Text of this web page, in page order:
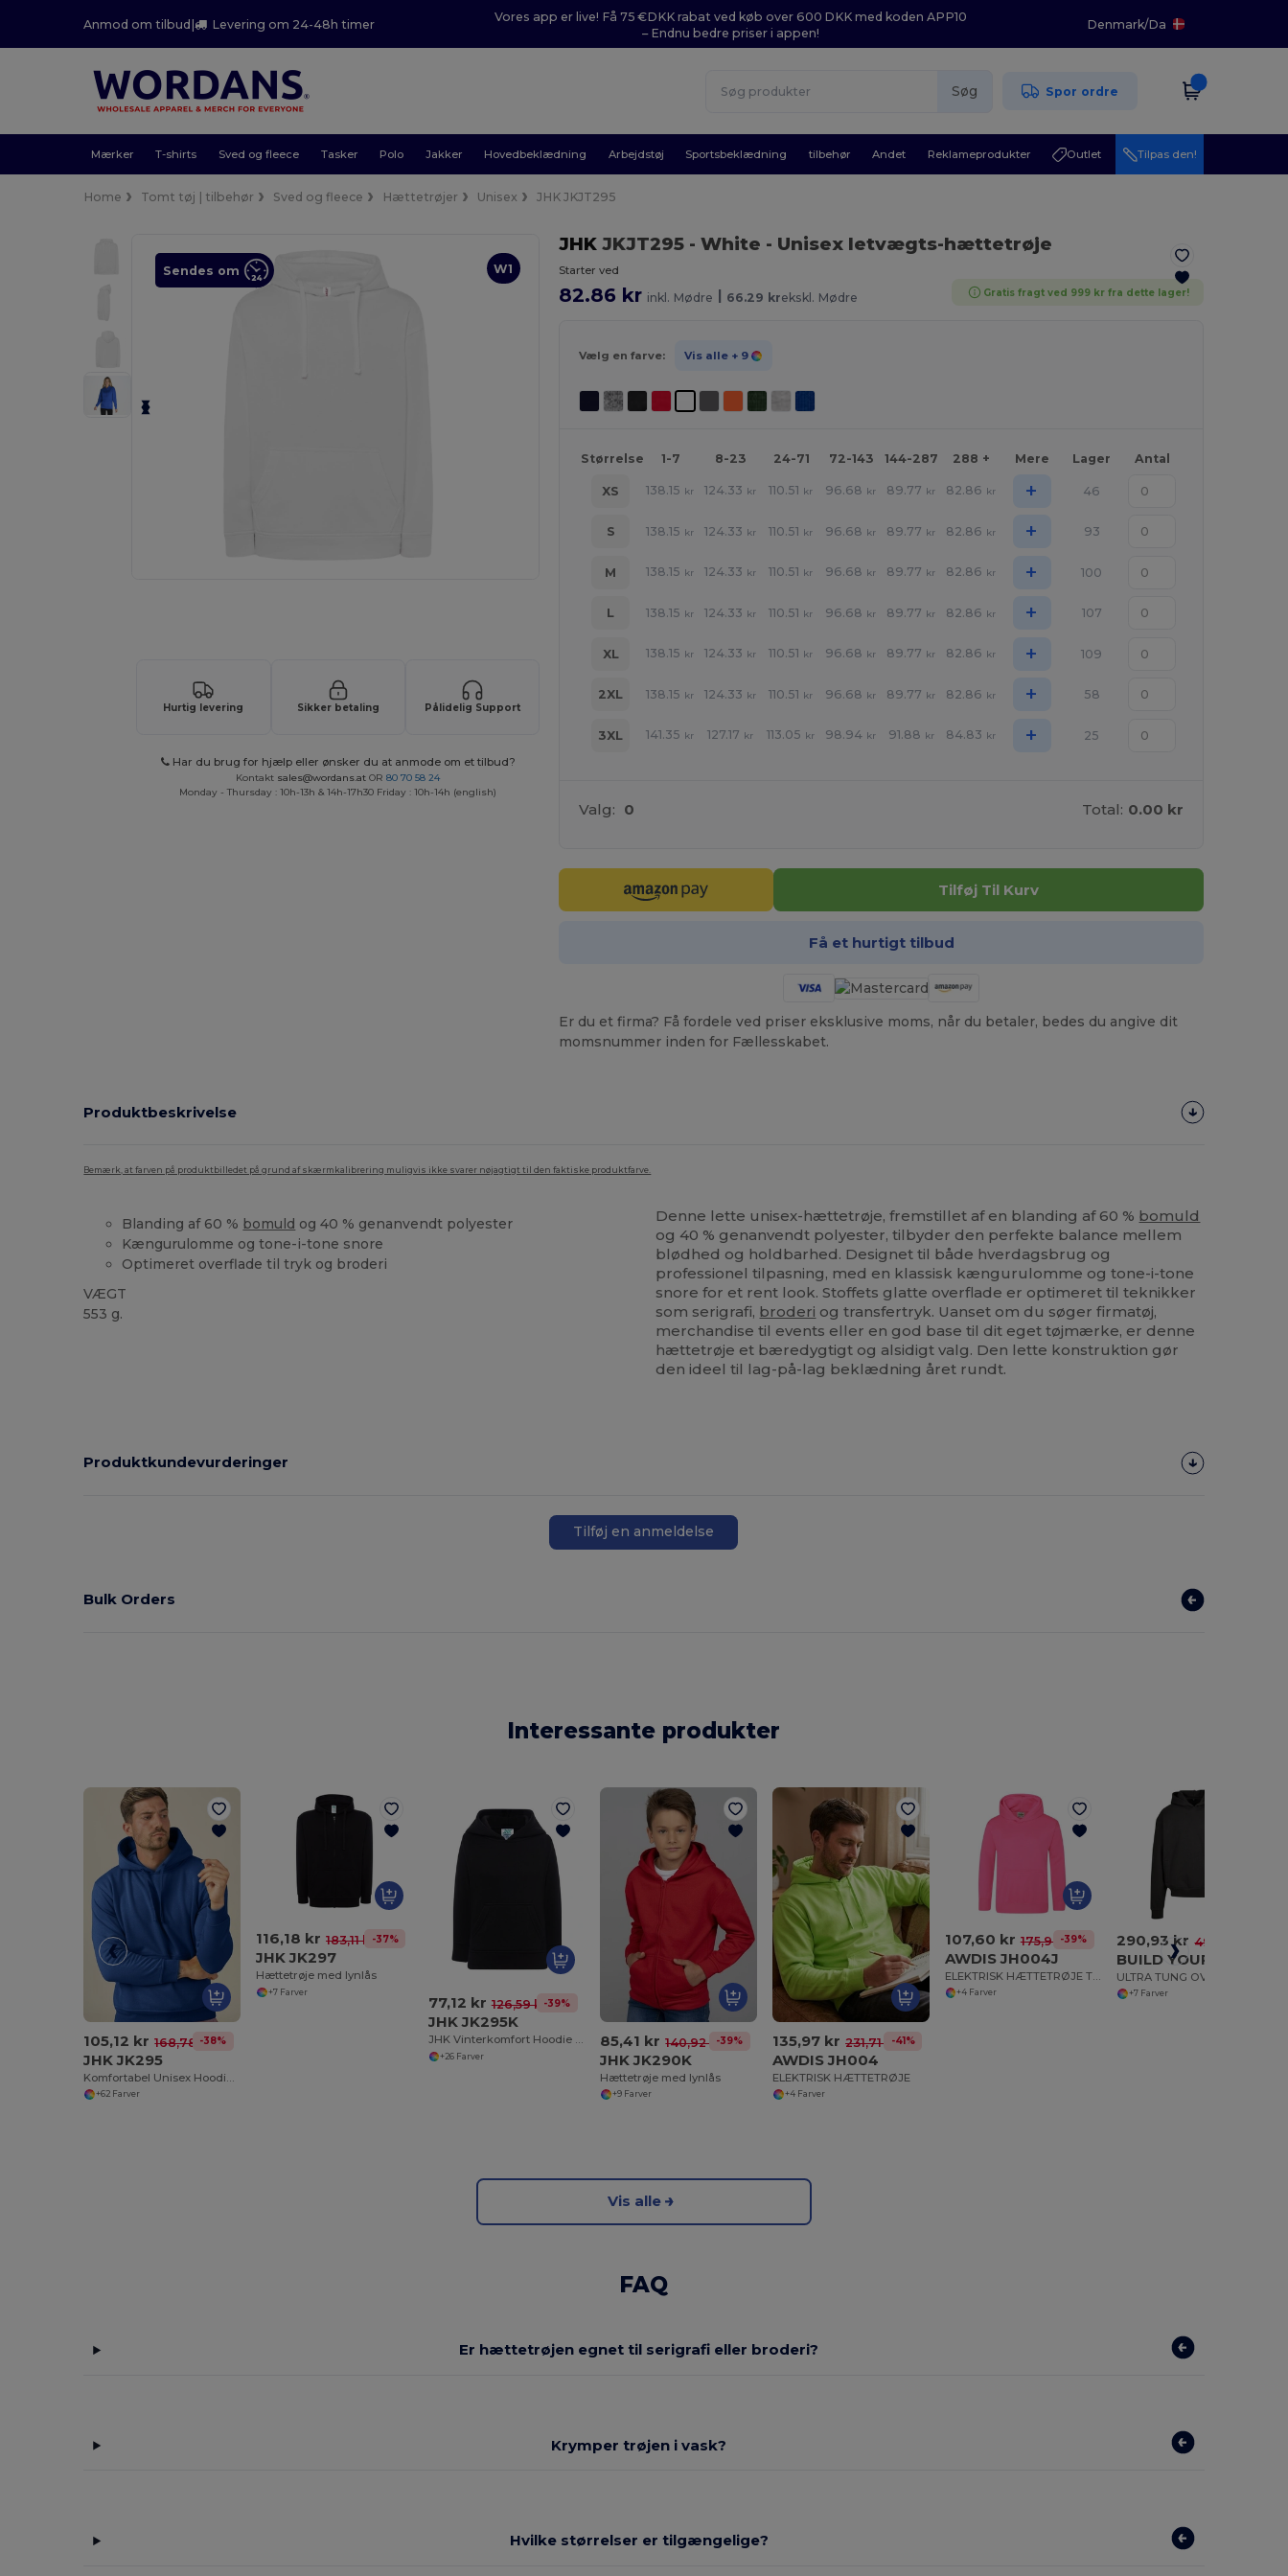
Anmod om tilbud| Levering om 24-48h timer
Vores app er live! Få 75 €DKK rabat ved køb over 600 DKK med koden APP10
– Endnu bedre priser i appen!
Denmark/Da
Søg Spor ordre
Mærker T-shirts Sved og fleece Tasker Polo Jakker Hovedbeklædning Arbejdstøj Sportsbeklædning tilbehør Andet Reklameprodukter Outlet Tilpas den!
Home Tomt tøj | tilbehør Sved og fleece Hættetrøjer Unisex JHK JKJT295
W1
Sendes om
Hurtig levering Sikker betaling Pålidelig Support
Har du brug for hjælp eller ønsker du at anmode om et tilbud?
Kontakt sales@wordans.at OR80 70 58 24
Monday - Thursday : 10h-13h & 14h-17h30 Friday : 10h-14h (english)
JHKJKJT295 - White - Unisex letvægts-hættetrøje
Starter ved
82.86 kr inkl. Mødre | 66.29 krekskl. Mødre Gratis fragt ved 999 kr fra dette lager!
Vælg en farve: Vis alle + 9
Størrelse 1-7 8-23 24-71 72-143 144-287 288 + Mere Lager Antal
XS 138.15 kr 124.33 kr 110.51 kr 96.68 kr 89.77 kr 82.86 kr + 46
S 138.15 kr 124.33 kr 110.51 kr 96.68 kr 89.77 kr 82.86 kr + 93
M 138.15 kr 124.33 kr 110.51 kr 96.68 kr 89.77 kr 82.86 kr + 100
L 138.15 kr 124.33 kr 110.51 kr 96.68 kr 89.77 kr 82.86 kr + 107
XL 138.15 kr 124.33 kr 110.51 kr 96.68 kr 89.77 kr 82.86 kr + 109
2XL 138.15 kr 124.33 kr 110.51 kr 96.68 kr 89.77 kr 82.86 kr + 58
3XL 141.35 kr 127.17 kr 113.05 kr 98.94 kr 91.88 kr 84.83 kr + 25
Valg: 0 Total: 0.00 kr
Tilføj Til Kurv
Få et hurtigt tilbud
Er du et firma? Få fordele ved priser eksklusive moms, når du betaler, bedes du angive dit
momsnummer inden for Fællesskabet.
Produktbeskrivelse
Bemærk, at farven på produktbilledet på grund af skærmkalibrering muligvis ikke svarer nøjagtigt til den faktiske produktfarve.
Blanding af 60 % bomuld og 40 % genanvendt polyester
Kængurulomme og tone-i-tone snore
Optimeret overflade til tryk og broderi
VÆGT
553 g.
Denne lette unisex-hættetrøje, fremstillet af en blanding af 60 % bomuld
og 40 % genanvendt polyester, tilbyder den perfekte balance mellem
blødhed og holdbarhed. Designet til både hverdagsbrug og
professionel tilpasning, med en klassisk kængurulomme og tone-i-tone
snore for et rent look. Stoffets glatte overflade er optimeret til teknikker
som serigrafi, broderi og transfertryk. Uanset om du søger firmatøj,
merchandise til events eller en god base til dit eget tøjmærke, er denne
hættetrøje et bæredygtigt og alsidigt valg. Den lette konstruktion gør
den ideel til lag-på-lag beklædning året rundt.
Produktkundevurderinger
Tilføj en anmeldelse
Bulk Orders
Interessante produkter
105,12 kr 168,78 kr-38%
JHK JK295
Komfortabel Unisex Hoodie med Stor Printflade
+62 Farver
116,18 kr 183,11 kr-37%
JHK JK297
Hættetrøje med lynlås
+7 Farver
77,12 kr 126,59 kr-39%
JHK JK295K
JHK Vinterkomfort Hoodie til Børn
+26 Farver
85,41 kr 140,92 kr-39%
JHK JK290K
Hættetrøje med lynlås
+9 Farver
135,97 kr 231,71 kr-41%
AWDIS JH004
ELEKTRISK HÆTTETRØJE
+4 Farver
107,60 kr 175,98 kr
-39%
AWDIS JH004J
ELEKTRISK HÆTTETRØJE TIL BØRN
+4 Farver
290,93 kr 496,01 kr
+7 Farver
Vis alle
FAQ
Er hættetrøjen egnet til serigrafi eller broderi?
Krymper trøjen i vask?
Hvilke størrelser er tilgængelige?